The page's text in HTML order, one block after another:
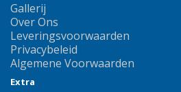
Gallerij
Over Ons
Leveringsvoorwaarden
Privacybeleid
Algemene Voorwaarden
Extra